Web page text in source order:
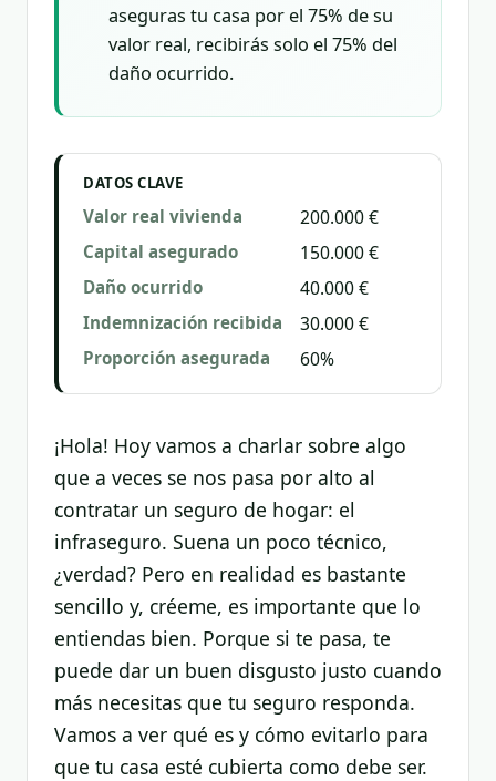
aseguras tu casa por el 75% de su
valor real, recibirás solo el 75% del
daño ocurrido.
DATOS CLAVE
Valor real vivienda 200.000 €
Capital asegurado 150.000 €
Daño ocurrido 40.000 €
Indemnización recibida 30.000 €
Proporción asegurada 60%
¡Hola! Hoy vamos a charlar sobre algo
que a veces se nos pasa por alto al
contratar un seguro de hogar: el
infraseguro. Suena un poco técnico,
¿verdad? Pero en realidad es bastante
sencillo y, créeme, es importante que lo
entiendas bien. Porque si te pasa, te
puede dar un buen disgusto justo cuando
más necesitas que tu seguro responda.
Vamos a ver qué es y cómo evitarlo para
que tu casa esté cubierta como debe ser.